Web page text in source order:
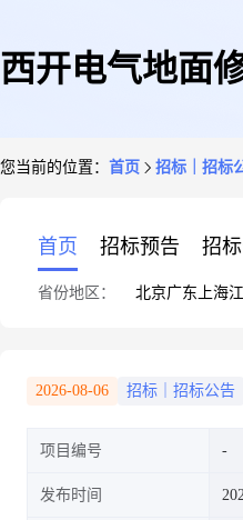
西开电气地面
您当前的位置： 首页 招标｜招标
首页 招标预告 招
省份地区： 北京广东 上海
2026-08-06 招标｜招标公告
项目编号
发布时间